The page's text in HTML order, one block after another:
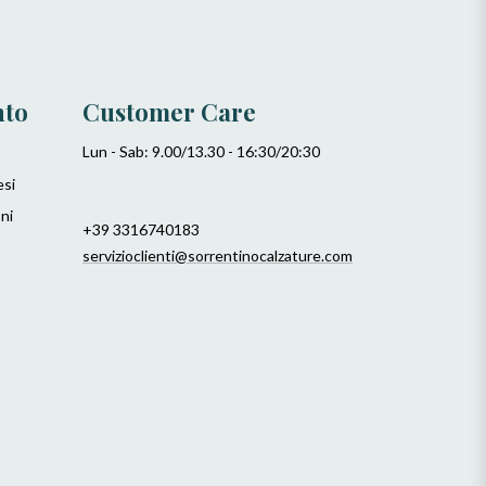
Customer Care
Lun - Sab: 9.00/13.30 - 16:30/20:30
+39 3316740183
servizioclienti@sorrentinocalzature.com